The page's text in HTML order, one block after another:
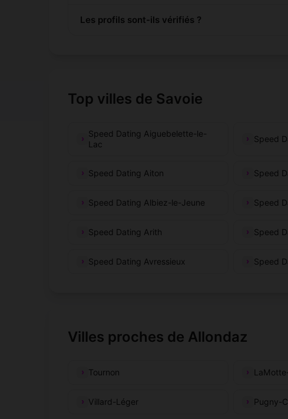
Les profils sont-ils vérifiés ?
Top villes de Savoie
Speed Dating Aiguebelette-le-
Lac
Speed
Speed Dating Aiton Speed
Speed Dating Albiez-le-Jeune Speed
Speed Dating Arith Speed
Speed Dating Avressieux Speed
Villes proches de Allondaz
Tournon
Villard-Léger Pugny-